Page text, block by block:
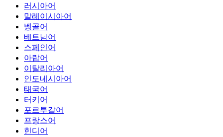
러시아어
말레이시아어
벵골어
베트남어
스페인어
아랍어
이탈리아어
인도네시아어
태국어
터키어
포르투갈어
프랑스어
힌디어